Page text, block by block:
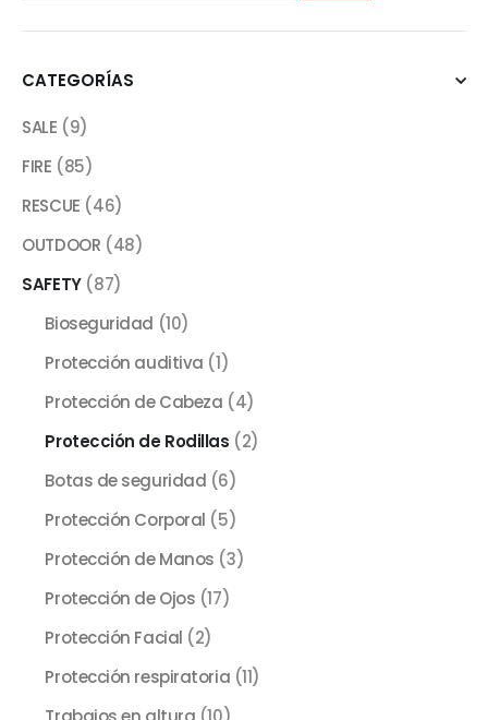
CATEGORÍAS
SALE (9)
FIRE (85)
RESCUE (46)
OUTDOOR (48)
SAFETY (87)
Bioseguridad (10)
Protección auditiva (1)
Protección de Cabeza (4)
Protección de Rodillas (2)
Botas de seguridad (6)
Protección Corporal (5)
Protección de Manos (3)
Protección de Ojos (17)
Protección Facial (2)
Protección respiratoria (11)